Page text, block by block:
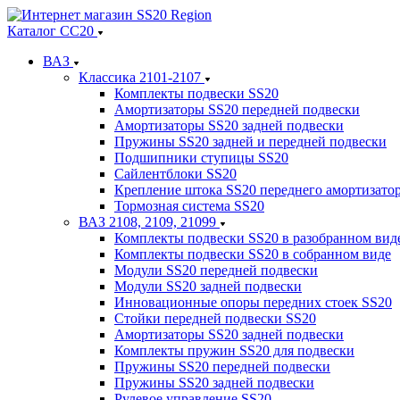
Каталог СС20
ВАЗ
Классика 2101-2107
Комплекты подвески SS20
Амортизаторы SS20 передней подвески
Амортизаторы SS20 задней подвески
Пружины SS20 задней и передней подвески
Подшипники ступицы SS20
Сайлентблоки SS20
Крепление штока SS20 переднего
Тормозная система SS20
ВАЗ 2108, 2109, 21099
Комплекты подвески SS20 в разобранном
Комплекты подвески SS20 в собранном виде
Модули SS20 передней подвески
Модули SS20 задней подвески
Инновационные опоры передних стоек SS20
Стойки передней подвески SS20
Амортизаторы SS20 задней подвески
Комплекты пружин SS20 для подвески
Пружины SS20 передней подвески
Пружины SS20 задней подвески